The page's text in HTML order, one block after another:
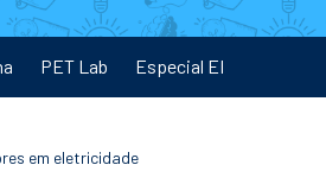
PET Lab Especial EI
em eletricidade